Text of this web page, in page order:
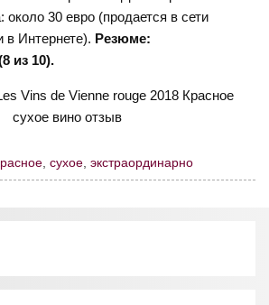
около 30 евро (продается в сети
Интернете). Резюме:
из 10).
,сухое ,экстраординарно